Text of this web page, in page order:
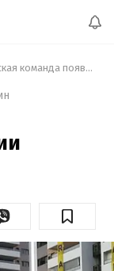
Украинская команда появилась на открытии Олимпиады-2016